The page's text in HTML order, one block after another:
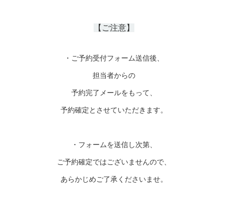
【ご注意】
・ご予約受付フォーム送信後、
担当者からの
予約完了メールをもって、
予約確定とさせていただきます。
・フォームを送信し次第、
ご予約確定ではございませんので、
あらかじめご了承くださいませ。